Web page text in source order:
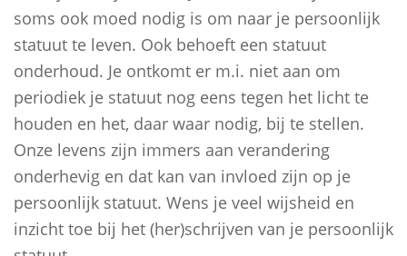
soms ook moed nodig is om naar je persoonlijk
statuut te leven. Ook behoeft een statuut
onderhoud. Je ontkomt er m.i. niet aan om
periodiek je statuut nog eens tegen het licht te
houden en het, daar waar nodig, bij te stellen.
Onze levens zijn immers aan verandering
onderhevig en dat kan van invloed zijn op je
persoonlijk statuut. Wens je veel wijsheid en
inzicht toe bij het (her)schrijven van je persoonlijk